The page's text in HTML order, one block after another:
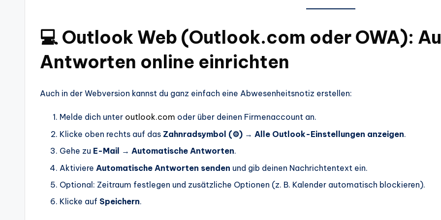
💻 Outlook Web (Outlook.com oder OWA):
Antworten online einrichten
Auch in der Webversion kannst du ganz einfach eine Abwesenheitsnotiz erstellen:
Melde dich unter outlook.com oder über deinen Firmenaccount an.
Klicke oben rechts auf das Zahnradsymbol (⚙️) → Alle Outlook-Einstellungen anzeigen.
Gehe zu E-Mail → Automatische Antworten.
Aktiviere Automatische Antworten senden und gib deinen Nachrichtentext ein.
Optional: Zeitraum festlegen und zusätzliche Optionen (z. B. Kalender automatisch blockieren).
Klicke auf Speichern.